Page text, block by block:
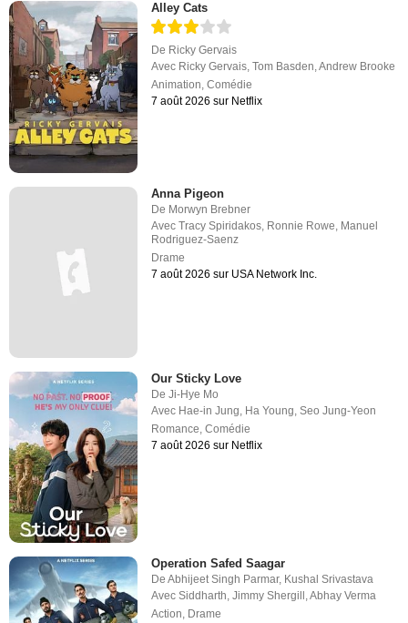
Alley Cats
De Ricky Gervais
Avec Ricky Gervais,Tom Basden,Andrew Brooke
Animation,Comédie
7 août 2026 sur Netflix
Anna Pigeon
De Morwyn Brebner
AvecTracy Spiridakos Ronnie Rowe Manuel
Rodriguez-Saenz
Drame
7 août 2026 sur USA Network Inc.
Our Sticky Love
DeJi-Hye Mo
Avec Hae-in Jung, Ha Young,Seo Jung-Yeon
Romance,Comédie
7 août 2026 sur Netflix
Operation Safed Saagar
DeAbhijeet Singh Parmar, Kushal Srivastava
AvecSiddharth,Jimmy Shergill ,Abhay Verma
Action, Drame